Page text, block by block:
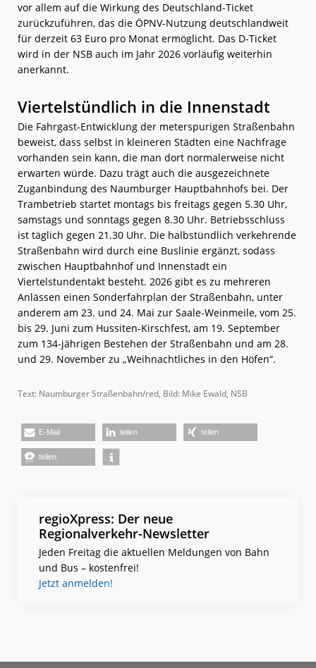
vor allem auf die Wirkung des Deutschland-Ticket
zurückzuführen, das die ÖPNV-Nutzung deutschlandweit
für derzeit 63 Euro pro Monat ermöglicht. Das D-Ticket
wird in der NSB auch im Jahr 2026 vorläufig weiterhin
anerkannt.
Viertelstündlich in die Innenstadt
Die Fahrgast-Entwicklung der meterspurigen Straßenbahn
beweist, dass selbst in kleineren Städten eine Nachfrage
vorhanden sein kann, die man dort normalerweise nicht
erwarten würde. Dazu trägt auch die ausgezeichnete
Zuganbindung des Naumburger Hauptbahnhofs bei. Der
Trambetrieb startet montags bis freitags gegen 5.30 Uhr,
samstags und sonntags gegen 8.30 Uhr. Betriebsschluss
ist täglich gegen 21.30 Uhr. Die halbstündlich verkehrende
Straßenbahn wird durch eine Buslinie ergänzt, sodass
zwischen Hauptbahnhof und Innenstadt ein
Viertelstundentakt besteht. 2026 gibt es zu mehreren
Anlässen einen Sonderfahrplan der Straßenbahn, unter
anderem am 23. und 24. Mai zur Saale-Weinmeile, vom 25.
bis 29. Juni zum Hussiten-Kirschfest, am 19. September
zum 134-jährigen Bestehen der Straßenbahn und am 28.
und 29. November zu „Weihnachtliches in den Höfen“.
Text: Naumburger Straßenbahn/red, Bild: Mike Ewald, NSB
E-Mail teilen teilen
teilen
regioXpress: Der neue
Regionalverkehr-Newsletter
Jeden Freitag die aktuellen Meldungen von Bahn
und Bus – kostenfrei!
Jetzt anmelden!